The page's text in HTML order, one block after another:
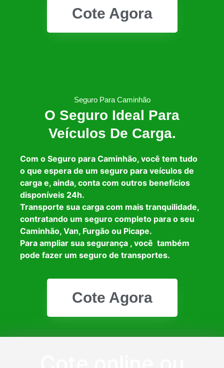
Cote Agora
Seguro Para Caminhão
O Seguro Ideal Para
Veículos De Carga.
Com o Seguro para Caminhão, você tem tudo
o que espera de um seguro para veículos de
carga e, ainda, conta com outros benefícios
disponíveis 24h.
Transporte sua carga com mais tranquilidade,
contratando um seguro completo para o seu
Caminhão, Van, Furgão ou Picape.
Para ampliar sua segurança , você também
pode fazer um seguro de transportes.
Cote Agora